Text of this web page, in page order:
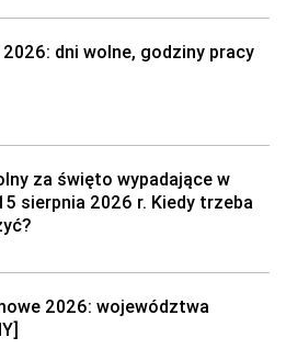
dni wolne, godziny pracy
za święto wypadające w
sierpnia 2026 r. Kiedy trzeba
2026: województwa